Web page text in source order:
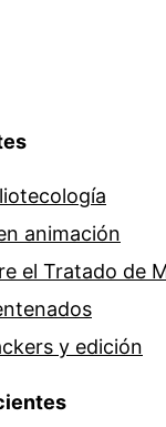
animación
el Tratado de
y edición